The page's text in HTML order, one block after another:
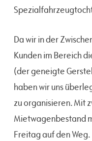
Da wir in der
Kunden im Bereich
(der geneigte
haben wir uns
zu organisieren. Mit
Mietwagenbestand
Freitag auf den Weg.